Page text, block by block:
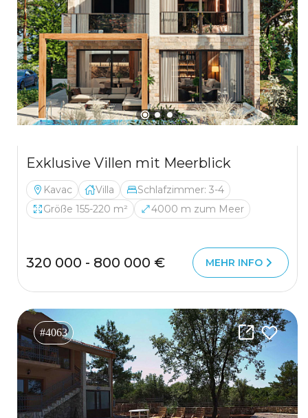
Exklusive Villen mit Meerblick
Kavac Villa
Schlafzimmer: 3-4
Größe 155-220 m²
4000 m zum Meer
320 000 - 800 000 € MEHR INFO
#4063